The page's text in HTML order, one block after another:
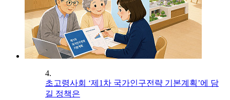
4.
초고령사회 ‘제1차 국가인구전략 기본계획’에 담
길 정책은